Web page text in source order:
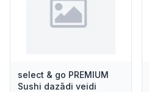
select & go PREMIUM
Sushi dazādi veidi